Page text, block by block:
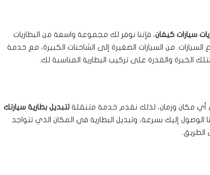
سيارات كيفان، فإننا نوفر لك مجموعة واسعة من البطاريات
من السيارات الصغيرة إلى الشاحنات الكبيرة، مع خدمة
الخبرة والقدرة على تركيب البطارية المناسبة لك.
أي مكان وزمان، لذلك نقدم خدمة متنقلة لتبديل بطارية سيارتك
الوصول إليك بسرعة، وتبديل البطارية في المكان الذي تتواجد